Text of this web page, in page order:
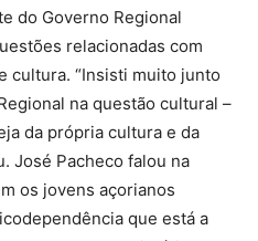
do Governo Regional
relacionadas com
cultura. “Insisti muito junto
na questão cultural –
da própria cultura e da
José Pacheco falou na
os jovens açorianos
que está a